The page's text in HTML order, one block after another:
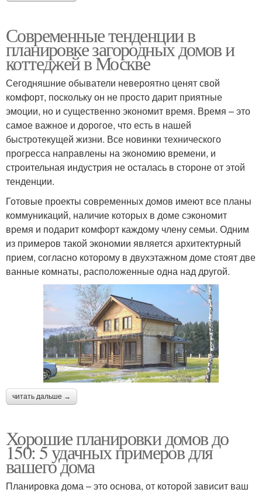
Современные тенденции в
планировке загородных домов и
коттеджей в Москве
Сегодняшние обыватели невероятно ценят свой
комфорт, поскольку он не просто дарит приятные
эмоции, но и существенно экономит время. Время – это
самое важное и дорогое, что есть в нашей
быстротекущей жизни. Все новинки технического
прогресса направлены на экономию времени, и
строительная индустрия не осталась в стороне от этой
тенденции.
Готовые проекты современных домов имеют все планы
коммуникаций, наличие которых в доме сэкономит
время и подарит комфорт каждому члену семьи. Одним
из примеров такой экономии является архитектурный
прием, согласно которому в двухэтажном доме стоят две
ванные комнаты, расположенные одна над другой.
читать дальше →
Хорошие планировки домов до
150: 5 удачных примеров для
вашего дома
Планировка дома – это основа, от которой зависит ваш